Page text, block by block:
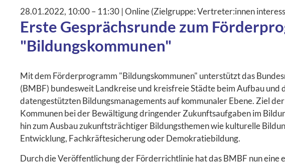
28.01.2022, 10:00– 11:30 |Ort:
Online (Zielgruppe: Vertreter:innen
Erste Gesprächsrunde zum
"Bildungskommunen"
Mit dem Förderprogramm "Bildungskommunen" unterstützt das
(BMBF) bundesweit Landkreise und kreisfreie Städte beim Aufbau
datengestützten Bildungsmanagements auf kommunaler Ebene. Ziel
Kommunen bei der Bewältigung dringender Zukunftsaufgaben im
hin zum Ausbau zukunftsträchtiger Bildungsthemen wie kulturelle
Entwicklung, Fachkräftesicherung oder Demokratiebildung.
Durch die Veröffentlichung der Förderrichtlinie hat das BMBF nun eine